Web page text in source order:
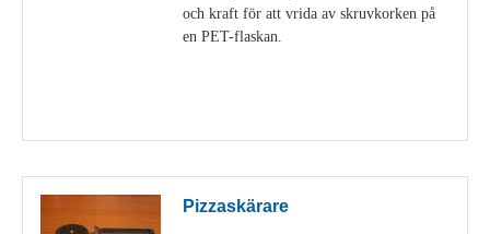
och kraft för att vrida av skruvkorken på
en PET-flaskan.
Pizzaskärare